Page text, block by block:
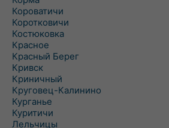
Короватичи
Коротковичи
Костюковка
Красное
Красный Берег
Кривск
Криничный
Круговец-Калинино
Курганье
Куритичи
Лельчицы